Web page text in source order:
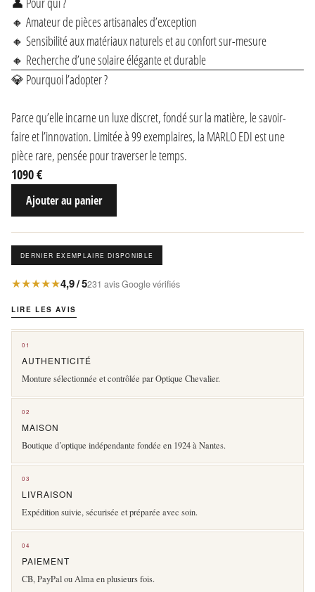
🔸 Amateur de pièces artisanales d’exception
🔸 Sensibilité aux matériaux naturels et au confort sur-mesure
🔸 Recherche d’une solaire élégante et durable
💎 Pourquoi l’adopter ?
Parce qu’elle incarne un luxe discret, fondé sur la matière, le savoir-
faire et l’innovation. Limitée à 99 exemplaires, la MARLO EDI est une
pièce rare, pensée pour traverser le temps.
1090 €
Ajouter au panier
DERNIER EXEMPLAIRE DISPONIBLE
★★★★★4,9 / 5231 avis Google vérifiés
LIRE LES AVIS
01
AUTHENTICITÉ
Monture sélectionnée et contrôlée par Optique Chevalier.
02
MAISON
Boutique d’optique indépendante fondée en 1924 à Nantes.
03
LIVRAISON
Expédition suivie, sécurisée et préparée avec soin.
04
PAIEMENT
CB, PayPal ou Alma en plusieurs fois.